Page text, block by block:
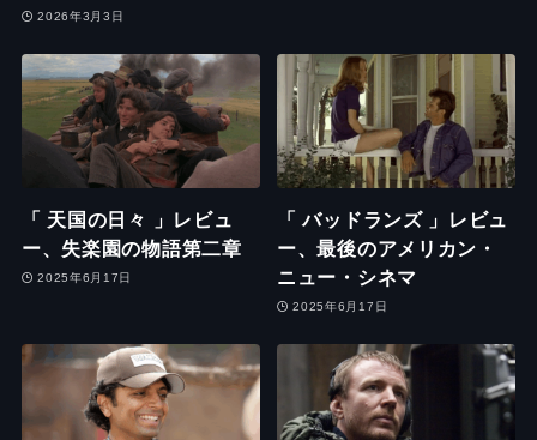
2026年3月3日
「 天国の日々 」レビュ
ー、失楽園の物語第二章
2025年6月17日
「 バッドランズ 」レビュ
ー、最後のアメリカン・
ニュー・シネマ
2025年6月17日